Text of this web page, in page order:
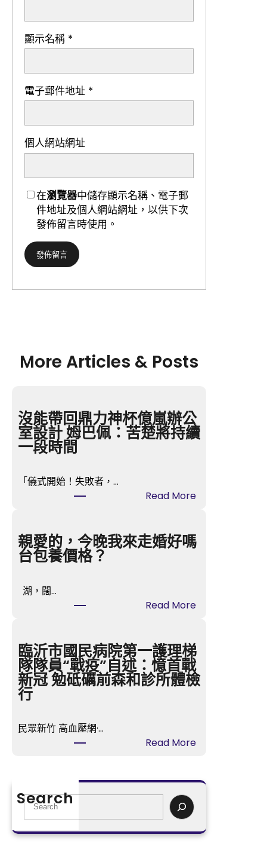
顯示名稱 *
電子郵件地址 *
個人網站網址
在瀏覽器中儲存顯示名稱、電子郵
件地址及個人網站網址，以供下次
發佈留言時使用。
More Articles & Posts
沒能帶回鼎力神杯億嵐辦公
室設計 姆巴佩：苦楚將持續
一段時間
「儀式開始！失敗者，…
Read More:
帶
回
杯
辦
公
室
楚
一
親愛的，今晚我來走婚好嗎
台包養價格？
湖，闊…
Read More:
的，
今
晚
我
好
台
格？
臨沂市國民病院第一護理梯
隊隊員“戰疫”自述：憶首戰
新冠 勉砥礪前森和診所體檢
行
民眾新竹 高血壓網·…
Read More:
市
病
Search
S
e
a